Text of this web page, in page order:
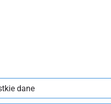
dane